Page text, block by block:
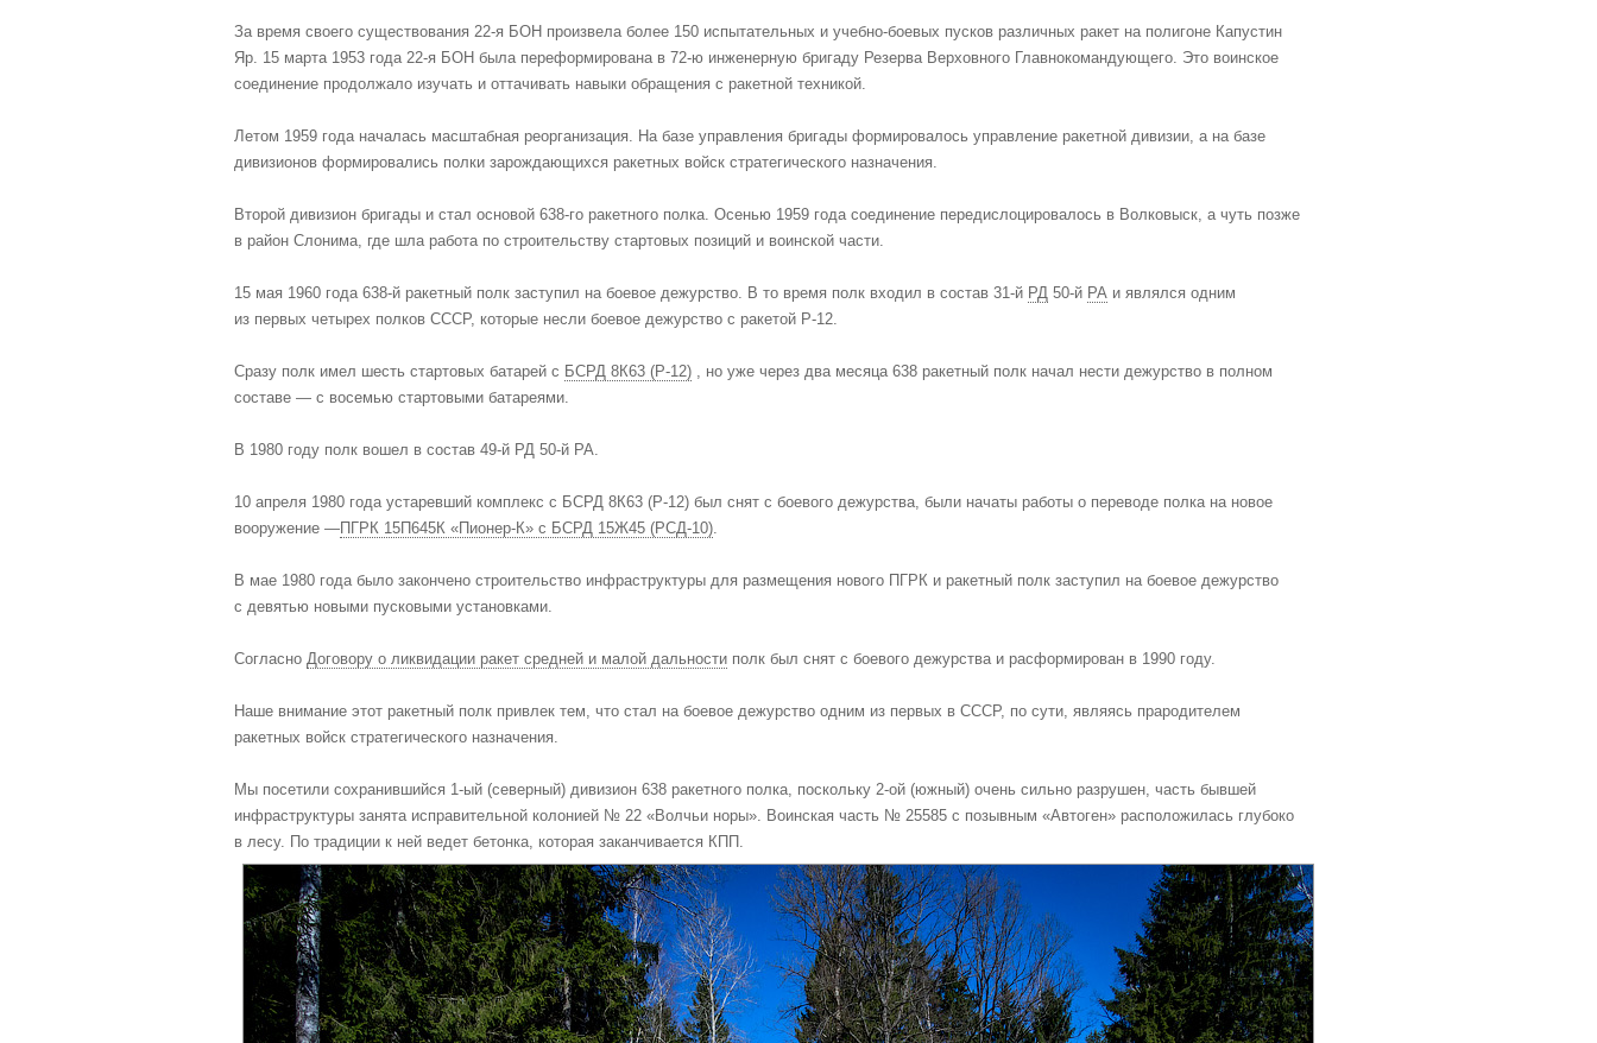
За время своего существования 22-я БОН произвела более 150 испытательных и учебно-боевых пусков различных ракет на полигоне Капустин
Яр. 15 марта 1953 года 22-я БОН была переформирована в 72-ю инженерную бригаду Резерва Верховного Главнокомандующего. Это воинское
соединение продолжало изучать и оттачивать навыки обращения с ракетной техникой.
Летом 1959 года началась масштабная реорганизация. На базе управления бригады формировалось управление ракетной дивизии, а на базе
дивизионов формировались полки зарождающихся ракетных войск стратегического назначения.
Второй дивизион бригады и стал основой 638-го ракетного полка. Осенью 1959 года соединение передислоцировалось в Волковыск, а чуть позже
в район Слонима, где шла работа по строительству стартовых позиций и воинской части.
15 мая 1960 года 638-й ракетный полк заступил на боевое дежурство. В то время полк входил в состав 31-й РД 50-й РА и являлся одним
из первых четырех полков СССР, которые несли боевое дежурство с ракетой Р-12.
Сразу полк имел шесть стартовых батарей с БСРД 8К63 (Р-12) , но уже через два месяца 638 ракетный полк начал нести дежурство в полном
составе — с восемью стартовыми батареями.
В 1980 году полк вошел в состав 49-й РД 50-й РА.
10 апреля 1980 года устаревший комплекс с БСРД 8К63 (Р-12) был снят с боевого дежурства, были начаты работы о переводе полка на новое
вооружение —ПГРК 15П645К «Пионер-К» с БСРД 15Ж45 (РСД-10).
В мае 1980 года было закончено строительство инфраструктуры для размещения нового ПГРК и ракетный полк заступил на боевое дежурство
с девятью новыми пусковыми установками.
Согласно Договору о ликвидации ракет средней и малой дальности полк был снят с боевого дежурства и расформирован в 1990 году.
Наше внимание этот ракетный полк привлек тем, что стал на боевое дежурство одним из первых в СССР, по сути, являясь прародителем
ракетных войск стратегического назначения.
Мы посетили сохранившийся 1-ый (северный) дивизион 638 ракетного полка, поскольку 2-ой (южный) очень сильно разрушен, часть бывшей
инфраструктуры занята исправительной колонией № 22 «Волчьи норы». Воинская часть № 25585 с позывным «Автоген» расположилась глубоко
в лесу. По традиции к ней ведет бетонка, которая заканчивается КПП.